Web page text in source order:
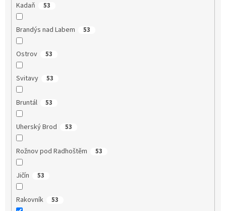
Kadaň 53
Brandýs nad Labem 53
Ostrov 53
Svitavy 53
Bruntál 53
Uherský Brod 53
Rožnov pod Radhoštěm 53
Jičín 53
Rakovník 53